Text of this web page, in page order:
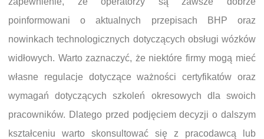
poinformowani o aktualnych przepisach BHP oraz
nowinkach technologicznych dotyczących obsługi wózków
widłowych. Warto zaznaczyć, że niektóre firmy mogą mieć
własne regulacje dotyczące ważności certyfikatów oraz
wymagań dotyczących szkoleń okresowych dla swoich
pracowników. Dlatego przed podjęciem decyzji o dalszym
kształceniu warto skonsultować się z pracodawcą lub